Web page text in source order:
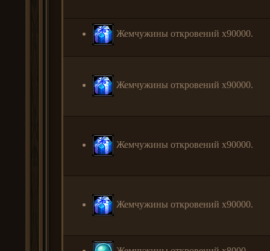
Жемчужины откровений x90000.
Жемчужины откровений x90000.
Жемчужины откровений x90000.
Жемчужины откровений x90000.